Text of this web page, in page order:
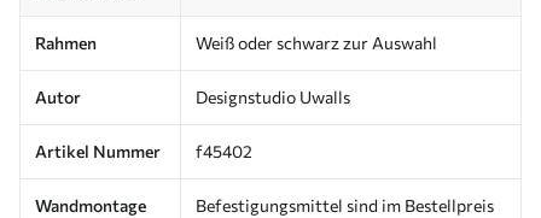
Rahmen Weiß oder schwarz zur Auswahl
Autor Designstudio Uwalls
Artikel Nummer f45402
Wandmontage
Befestigungsmittel sind im Bestellpreis